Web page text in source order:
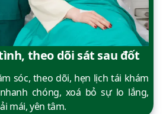
theo dõi sát sau đốt
sóc, theo dõi, hẹn lịch tái khám
chóng, xoá bỏ sự lo lắng,
mái, yên tâm.